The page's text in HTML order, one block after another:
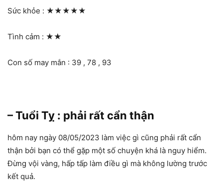
Sức khỏe : ★★★★★
Tình cảm : ★★
Con số may mắn : 39 , 78 , 93
– Tuổi Tỵ : phải rất cẩn thận
hôm nay ngày 08/05/2023 làm việc gì cũng phải rất cẩn
thận bởi bạn có thể gặp một số chuyện khá là nguy hiểm.
Đừng vội vàng, hấp tấp làm điều gì mà không lường trước
kết quả.